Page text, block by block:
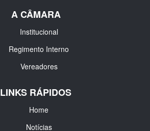
A CÂMARA
Institucional
Regimento Interno
Vereadores
LINKS RÁPIDOS
Home
Notícias